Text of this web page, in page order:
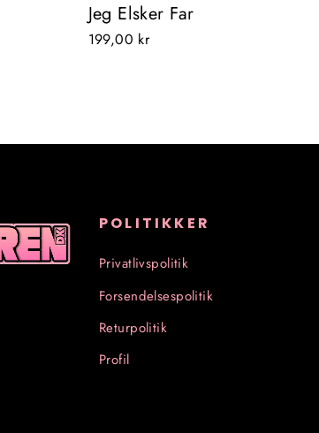
Jeg Elsker Far
199,00 kr
POLITIKKER
Privatlivspolitik
Forsendelsespolitik
Returpolitik
Profil